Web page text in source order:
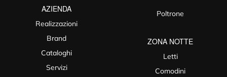
AZIENDA
Realizzazioni
Brand
Cataloghi
Servizi
Poltrone
ZONA NOTTE
Letti
Comodini